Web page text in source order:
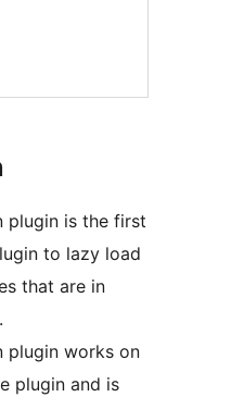
plugin is the first
to lazy load
that are in
plugin works on
plugin and is